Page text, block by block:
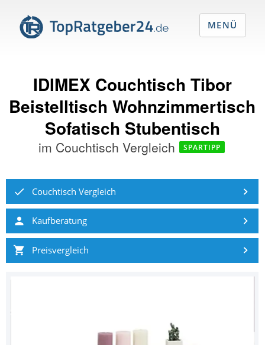
IDIMEX Couchtisch Tibor
Beistelltisch Wohnzimmertisch
Sofatisch Stubentisch
im Couchtisch Vergleich SPARTIPP
Couchtisch Vergleich
Kaufberatung
Preisvergleich
MENÜ